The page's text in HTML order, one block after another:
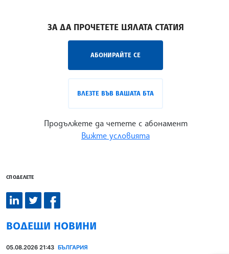
ЗА ДА ПРОЧЕТЕТЕ ЦЯЛАТА СТАТИЯ
АБОНИРАЙТЕ СЕ
ВЛЕЗТЕ ВЪВ ВАШАТА БТА
Продължете да четете с абонамент
Вижте условията
СПОДЕЛЕТЕ
ВОДЕЩИ НОВИНИ
05.08.2026 21:43 БЪЛГАРИЯ